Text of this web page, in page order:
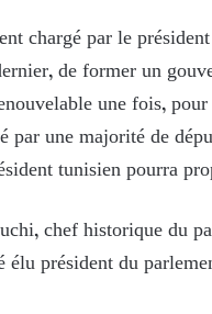
chargé par le
de former un
une fois,
par une majorité de
tunisien pourra
chef historique du
élu président du